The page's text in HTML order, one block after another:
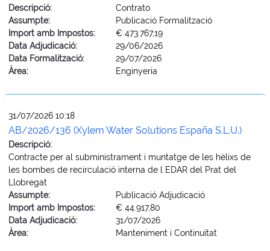
Descripció:
Contrato
Assumpte:
Publicació Formalització
Import amb Impostos:
€ 473.767,19
Data Adjudicació:
29/06/2026
Data Formalització:
29/07/2026
Àrea:
Enginyeria
31/07/2026 10:18
AB/2026/136 (Xylem Water Solutions España S.L.U.)
Descripció:
Contracte per al subministrament i muntatge de les hèlixs de
les bombes de recirculació interna de l EDAR del Prat del
Llobregat
Assumpte:
Publicació Adjudicació
Import amb Impostos:
€ 44.917,80
Data Adjudicació:
31/07/2026
Àrea:
Manteniment i Continuïtat